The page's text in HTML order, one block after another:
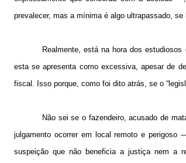
prevalecer, mas a mínima é algo ultrapassado,
Realmente, está na hora dos
esta se apresenta como excessiva, apesar de
fiscal. Isso porque, como foi dito atrás, se o
Não sei se o fazendeiro, acusado de
julgamento ocorrer em local remoto e
suspeição que não beneficia a justiça nem a